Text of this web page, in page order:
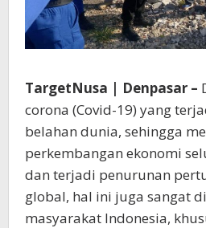
TargetNusa | Denpasar –
corona (Covid-19) yang
belahan dunia, sehingga
perkembangan ekonomi
dan terjadi penurunan
global, hal ini juga sangat
masyarakat Indonesia,